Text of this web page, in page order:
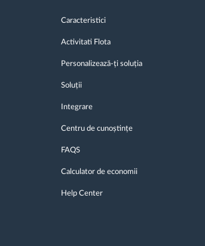
Caracteristici
Activitati Flota
Personalizează-ți soluția
Soluții
Integrare
Centru de cunoștințe
FAQS
Calculator de economii
Help Center